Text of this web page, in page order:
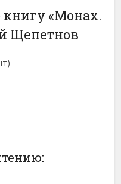
книгу «Монах.
Щепетнов